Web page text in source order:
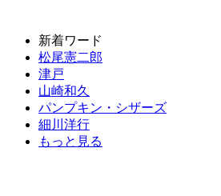
新着ワード
松尾憲二郎
津戸
山崎和久
パンプキン・シザーズ
細川洋行
もっと見る